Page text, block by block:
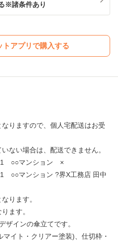
※諸条件あり
トアプリで購入する
りますので、個人宅配送はお受
ない場合は、配送できません。
1 ○○マンション ×
○○マンション ?界X工務店 田中
ります。
ます。
ザインの傘立てです。
イト・クリアー塗装)、仕切枠・